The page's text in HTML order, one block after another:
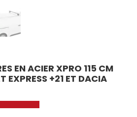
EN ACIER XPRO 115 CM
EXPRESS +21 ET DACIA